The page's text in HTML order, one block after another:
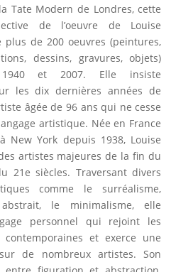
Tate Modern de Londres, cette
de l’oeuvre de Louise
plus de 200 oeuvres (peintures,
dessins, gravures, objets)
et 2007. Elle insiste
les dix dernières années de
âgée de 96 ans qui ne cesse
artistique. Née en France
New York depuis 1938, Louise
artistes majeures de la fin du
21e siècles. Traversant divers
comme le surréalisme,
abstrait, le minimalisme, elle
personnel qui rejoint les
et exerce une
de nombreux artistes. Son